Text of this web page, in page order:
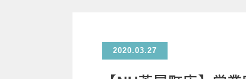
2020.03.27